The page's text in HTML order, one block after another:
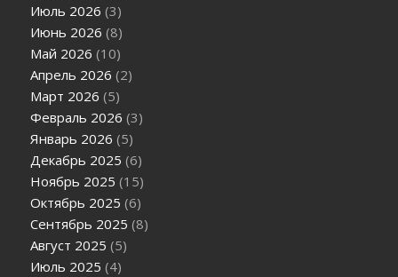
Июль 2026 (3)
Июнь 2026 (8)
Май 2026 (10)
Апрель 2026 (2)
Март 2026 (5)
Февраль 2026 (3)
Январь 2026 (5)
Декабрь 2025 (6)
Ноябрь 2025 (15)
Октябрь 2025 (6)
Сентябрь 2025 (8)
Август 2025 (5)
Июль 2025 (4)